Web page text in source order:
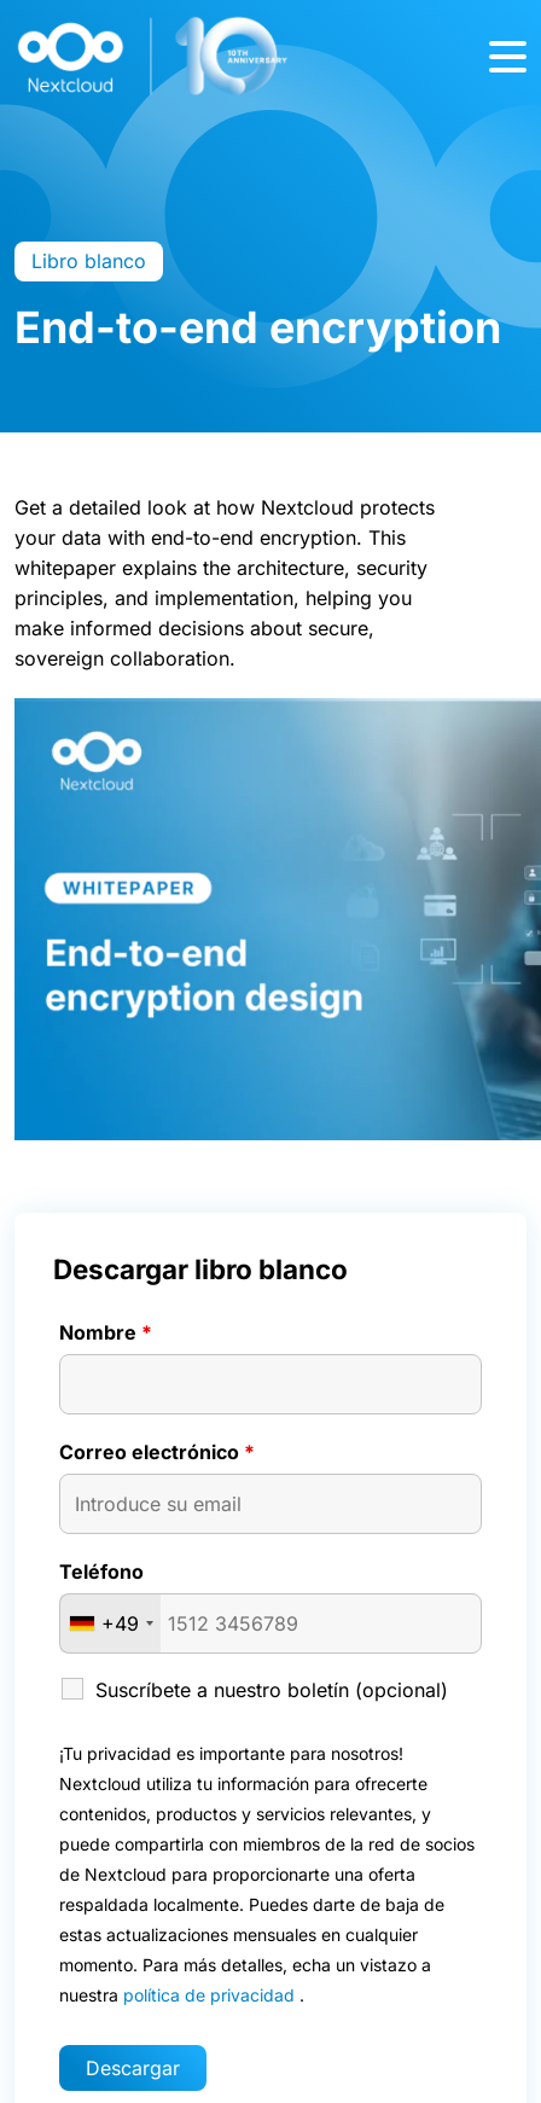
Libro blanco
End-to-end encryption
Get a detailed look at how Nextcloud protects
your data with end-to-end encryption. This
whitepaper explains the architecture, security
principles, and implementation, helping you
make informed decisions about secure,
sovereign collaboration.
Descargar libro blanco
Nombre *
Correo electrónico *
Teléfono
+49
Suscríbete a nuestro boletín (opcional)
¡Tu privacidad es importante para nosotros!
Nextcloud utiliza tu información para ofrecerte
contenidos, productos y servicios relevantes, y
puede compartirla con miembros de la red de socios
de Nextcloud para proporcionarte una oferta
respaldada localmente. Puedes darte de baja de
estas actualizaciones mensuales en cualquier
momento. Para más detalles, echa un vistazo a
nuestra política de privacidad .